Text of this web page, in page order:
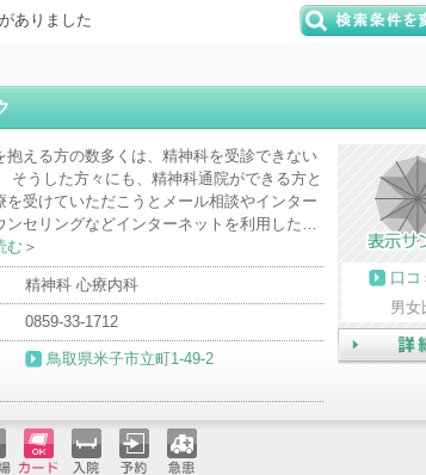
ありました
抱える方の数多くは、精神科を受診できない
そうした方々にも、精神科通院ができる方と
を受けていただこうとメール相談やインター
ンセリングなどインターネットを利用した…
む ＞
精神科 心療内科
0859-33-1712
鳥取県米子市立町1-49-2
口コ
男女